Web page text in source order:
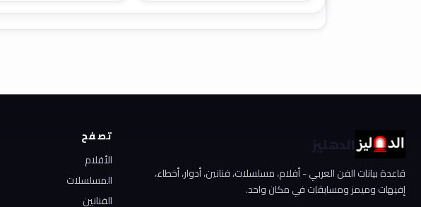
الدهليز
قاعدة بيانات الفن العربي - أفلام، مسلسلات، فنانين، أدوار، أخطاء،
إفيهات وميمز ومسابقات في مكان واحد.
تصفح
الأفلام
المسلسلات
الفنانين